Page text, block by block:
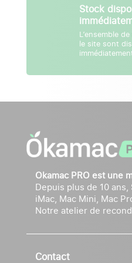
Stock
L’ensemble
le site sont
Okamac PRO est une
Depuis plus de 10 ans,
iMac, Mac Mini, Mac
Notre atelier de
Contact